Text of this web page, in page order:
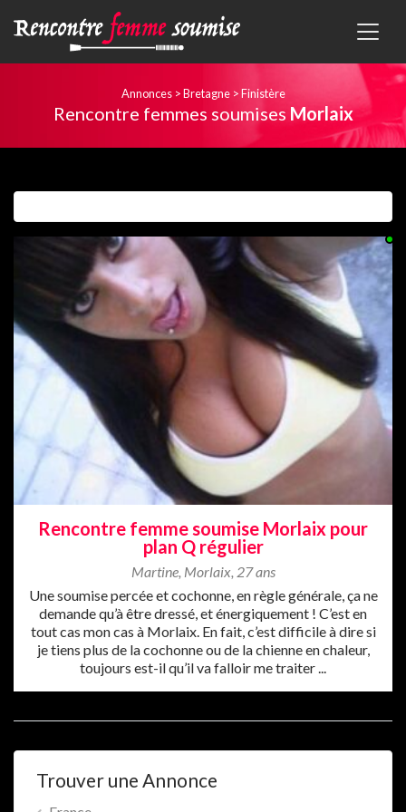
Annonces>Bretagne>Finistère
Rencontre femmes soumises Morlaix
Rencontre femme soumise Morlaix pour
plan Q régulier
Martine, Morlaix, 27 ans
Une soumise percée et cochonne, en règle générale, ça ne
demande qu’à être dressé, et énergiquement ! C’est en
tout cas mon cas à Morlaix. En fait, c’est difficile à dire si
je tiens plus de la cochonne ou de la chienne en chaleur,
toujours est-il qu’il va falloir me traiter ...
Trouver une Annonce